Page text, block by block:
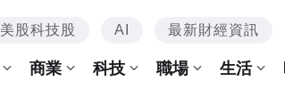
美股科技股 AI 最新財經資訊
商業 科技 職場 生活